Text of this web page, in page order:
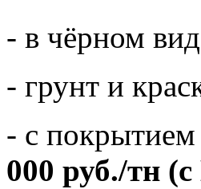
- в чёрном
- грунт и
- с
000 руб./тн